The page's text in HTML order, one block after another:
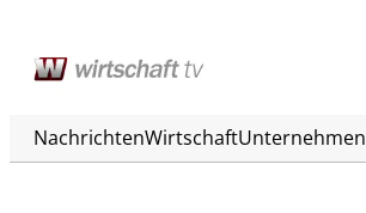
NachrichtenWirtschaftUnternehmen